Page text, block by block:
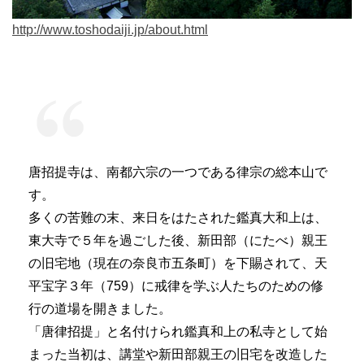
http://www.toshodaiji.jp/about.html
唐招提寺は、南都六宗の一つである律宗の総本山で
す。
多くの苦難の末、来日をはたされた鑑真大和上は、
東大寺で５年を過ごした後、新田部（にたべ）親王
の旧宅地（現在の奈良市五条町）を下賜されて、天
平宝字３年（759）に戒律を学ぶ人たちのための修
行の道場を開きました。
「唐律招提」と名付けられ鑑真和上の私寺として始
まった当初は、講堂や新田部親王の旧宅を改造した